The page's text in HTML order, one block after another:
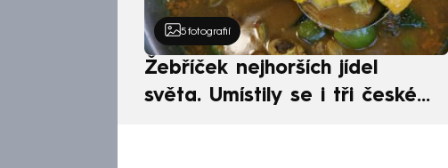
5 fotografií
Žebříček nejhorších jídel
světa. Umístily se i tři české